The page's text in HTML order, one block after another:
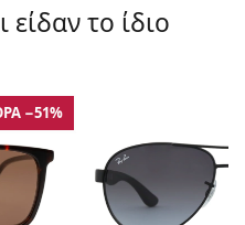
είδαν το ίδιο
−51%